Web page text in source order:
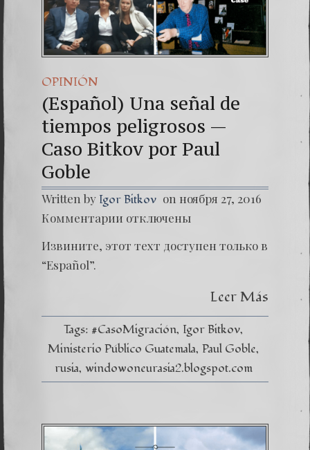
Dr. Erwin
OPINIÓN
(Español) Una señal de
tiempos peligrosos —
Caso Bitkov por Paul
Goble
Written by Igor Bitkov on ноября 27, 2016
Комментарии отключены
Извините, этот техт доступен только в
“Español”.
Leer Más
Tags: #CasoMigración Igor Bitkov
Ministerio Público Guatemala Paul Goble
rusia windowoneurasia2.blogspot.com